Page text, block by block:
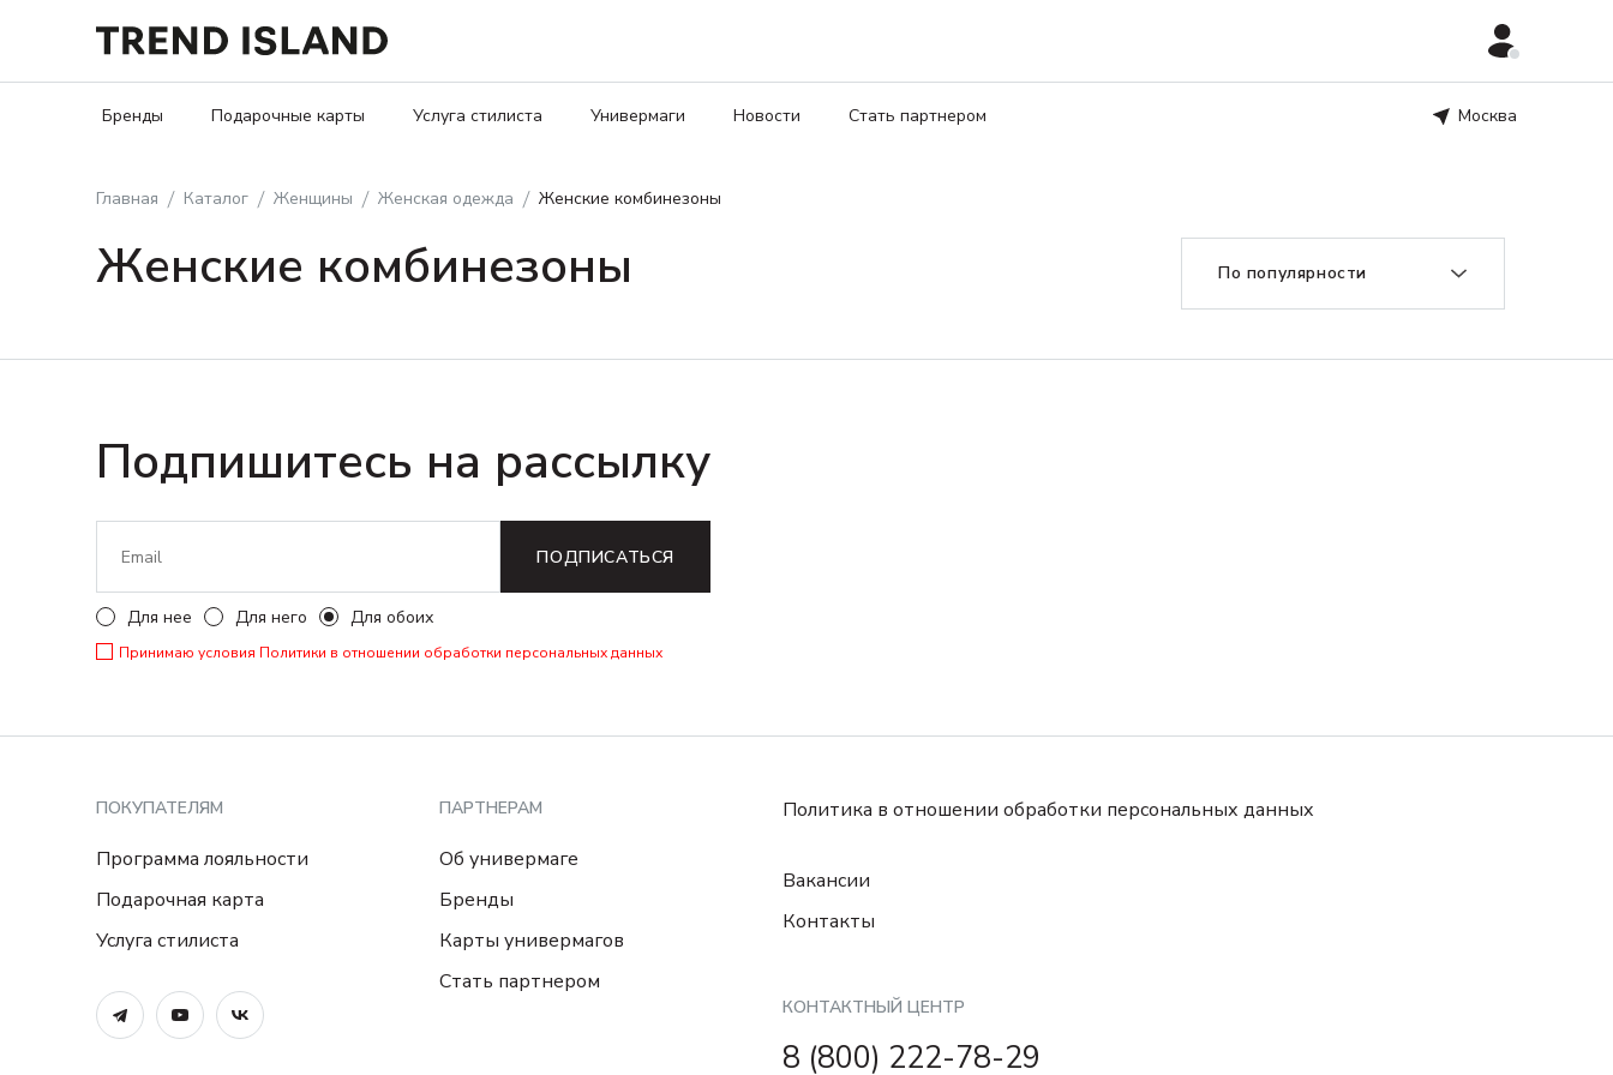
Бренды Подарочные карты Услуга стилиста Универмаги Новости Стать партнером Москва
Главная Каталог Женщины Женская одежда Женские комбинезоны
Женские комбинезоны По популярности
Подпишитесь на рассылку
ПОДПИСАТЬСЯ
Для нее Для него Для обоих
Принимаю условия Политики в отношении обработки персональных данных
ПОКУПАТЕЛЯМ
Программа лояльности
Подарочная карта
Услуга стилиста
ПАРТНЕРАМ
Об универмаге
Бренды
Карты универмагов
Стать партнером
Политика в отношении обработки персональных данных
Вакансии
Контакты
КОНТАКТНЫЙ ЦЕНТР
8 (800) 222-78-29